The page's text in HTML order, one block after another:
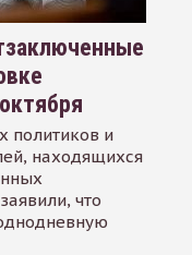
политиков и
находящихся
что